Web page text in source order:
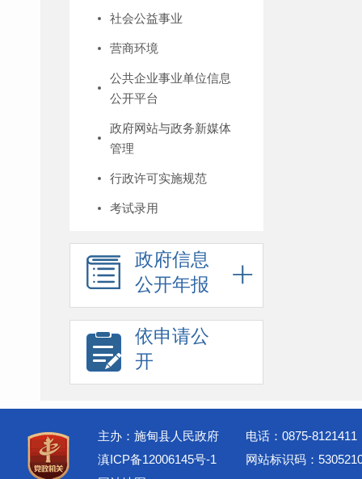
社会公益事业
营商环境
公共企业事业单位信息
公开平台
政府网站与政务新媒体
管理
行政许可实施规范
考试录用
政府信息
公开年报
依申请公
开
主办：施甸县人民政府
电话：0875-8121411
滇ICP备12006145号-1
网站标识码：